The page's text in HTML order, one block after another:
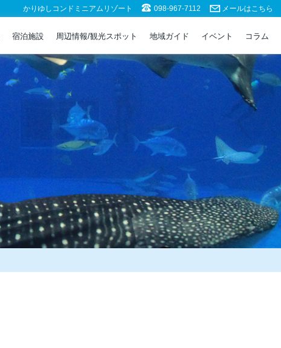
かりゆしコンドミニアムリゾート 098-967-7112 メールはこちら
宿泊施設 周辺情報/観光スポット 地域ガイド イベント コラム